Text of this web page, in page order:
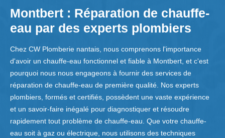
Montbert : Réparation de chauffe-
eau par des experts plombiers
Chez CW Plomberie nantais, nous comprenons l'importance
d'avoir un chauffe-eau fonctionnel et fiable à Montbert, et c'est
pourquoi nous nous engageons à fournir des services de
réparation de chauffe-eau de première qualité. Nos experts
plombiers, formés et certifiés, possèdent une vaste expérience
et un savoir-faire inégalé pour diagnostiquer et résoudre
rapidement tout problème de chauffe-eau. Que votre chauffe-
eau soit à gaz ou électrique, nous utilisons des techniques